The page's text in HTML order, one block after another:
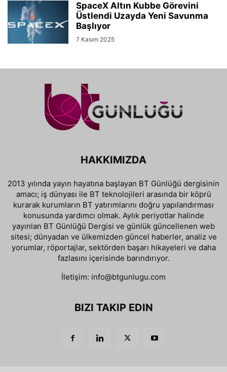
SpaceX Altın Kubbe Görevini
Üstlendi Uzayda Yeni Savunma
Başlıyor
7 Kasım 2025
HAKKIMIZDA
2013 yılında yayın hayatına başlayan BT Günlüğü dergisinin
amacı; iş dünyası ile BT teknolojileri arasında bir köprü
kurarak kurumların BT yatırımlarını doğru yapılandırması
konusunda yardımcı olmak. Aylık periyotlar halinde
yayınlan BT Günlüğü Dergisi ve günlük güncellenen web
sitesi; dünyadan ve ülkemizden güncel haberler, analiz ve
yorumlar, röportajlar, sektörden başarı hikayeleri ve daha
fazlasını içerisinde barındırıyor.
İletişim: info@btgunlugu.com
BIZI TAKIP EDIN